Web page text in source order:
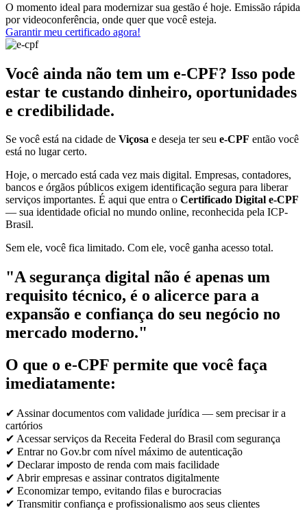
O momento ideal para modernizar sua gestão é hoje. Emissão rápida
por videoconferência, onde quer que você esteja.
Garantir meu certificado agora!
Você ainda não tem um e-CPF? Isso pode
estar te custando dinheiro, oportunidades
e credibilidade.
Se você está na cidade de Viçosa e deseja ter seu e-CPF então você
está no lugar certo.
Hoje, o mercado está cada vez mais digital. Empresas, contadores,
bancos e órgãos públicos exigem identificação segura para liberar
serviços importantes. É aqui que entra o Certificado Digital e-CPF
— sua identidade oficial no mundo online, reconhecida pela ICP-
Brasil.
Sem ele, você fica limitado. Com ele, você ganha acesso total.
"A segurança digital não é apenas um
requisito técnico, é o alicerce para a
expansão e confiança do seu negócio no
mercado moderno."
O que o e-CPF permite que você faça
imediatamente:
✔ Assinar documentos com validade jurídica — sem precisar ir a
cartórios
✔ Acessar serviços da Receita Federal do Brasil com segurança
✔ Entrar no Gov.br com nível máximo de autenticação
✔ Declarar imposto de renda com mais facilidade
✔ Abrir empresas e assinar contratos digitalmente
✔ Economizar tempo, evitando filas e burocracias
✔ Transmitir confiança e profissionalismo aos seus clientes